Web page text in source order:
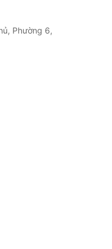
Phường 6,